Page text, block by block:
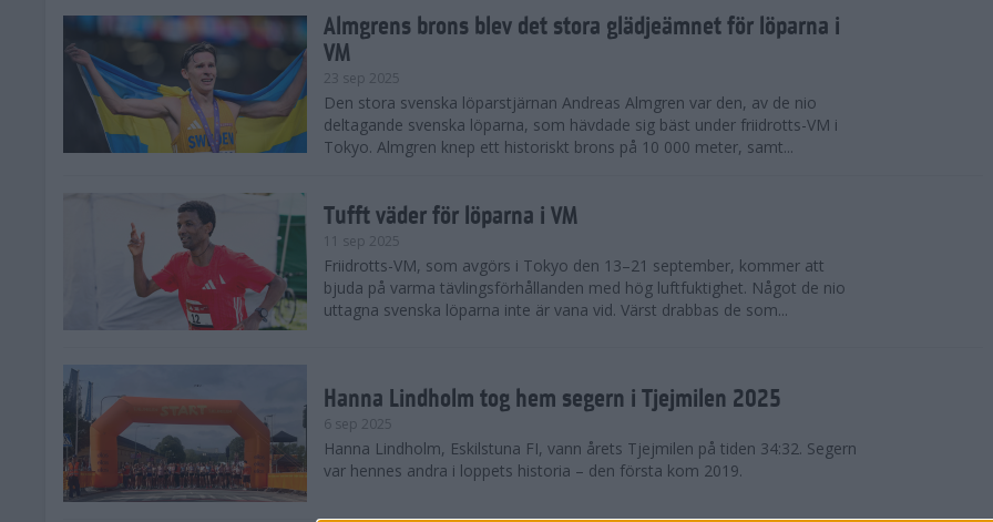
Almgrens brons blev det stora glädjeämnet för löparna i
VM
23 sep 2025
Den stora svenska löparstjärnan Andreas Almgren var den, av de nio
deltagande svenska löparna, som hävdade sig bäst under friidrotts-VM i
Tokyo. Almgren knep ett historiskt brons på 10 000 meter, samt...
Tufft väder för löparna i VM
11 sep 2025
Friidrotts-VM, som avgörs i Tokyo den 13–21 september, kommer att
bjuda på varma tävlingsförhållanden med hög luftfuktighet. Något de nio
uttagna svenska löparna inte är vana vid. Värst drabbas de som...
Hanna Lindholm tog hem segern i Tjejmilen 2025
6 sep 2025
Hanna Lindholm, Eskilstuna FI, vann årets Tjejmilen på tiden 34:32. Segern
var hennes andra i loppets historia – den första kom 2019.